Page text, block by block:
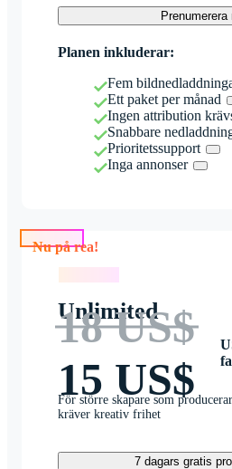
Prenumerera
Planen inkluderar:
Fem
Ett paket per månad
Ingen attribution
Snabbare
Prioritetssupport
Inga annonser
Nu på rea!
Unlimited
18 US$
15 US$
För större skapare som
kräver kreativ frihet
7 dagars gratis